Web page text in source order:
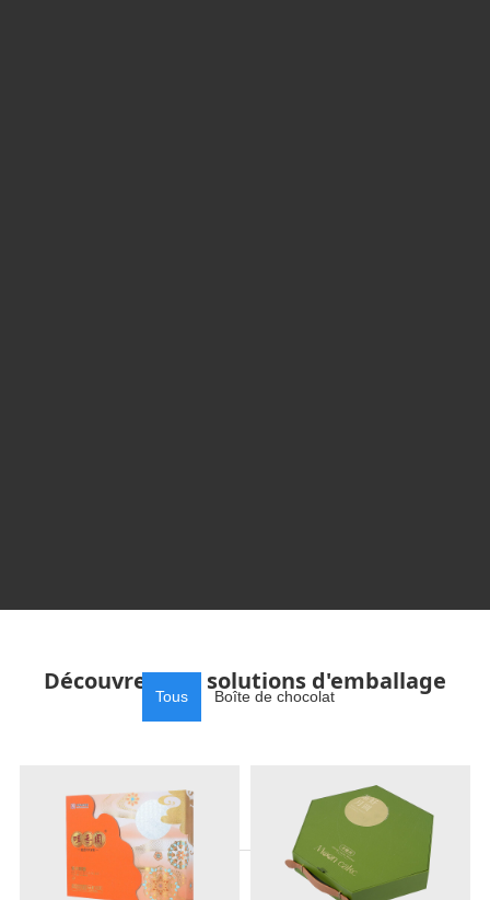
Découvrez nos solutions d'emballage
Tous Boîte de chocolat